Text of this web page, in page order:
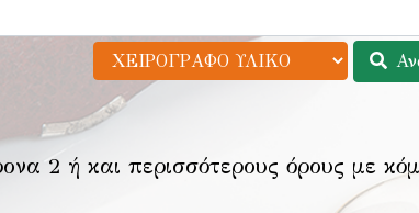
2 ή και περισσότερους όρους με